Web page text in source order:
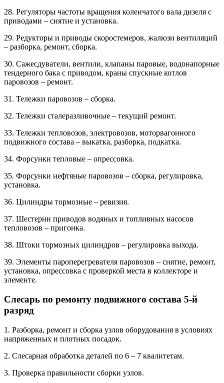
28. Регуляторы частоты вращения коленчатого вала дизеля с
приводами – снятие и установка.
29. Редукторы и приводы скоростемеров, жалюзи вентиляций
– разборка, ремонт, сборка.
30. Сажесдуватели, вентили, клапаны паровые, водонапорные
тендерного бака с приводом, краны спускные котлов
паровозов – ремонт.
31. Тележки паровозов – сборка.
32. Тележки сталеразливочные – текущий ремонт.
33. Тележки тепловозов, электровозов, моторвагонного
подвижного состава – выкатка, разборка, подкатка.
34. Форсунки тепловые – опрессовка.
35. Форсунки нефтяные паровозов – сборка, регулировка,
установка.
36. Цилиндры тормозные – ревизия.
37. Шестерни приводов водяных и топливных насосов
тепловозов – пригонка.
38. Штоки тормозных цилиндров – регулировка выхода.
39. Элементы пароперегревателя паровозов – снятие, ремонт,
установка, опрессовка с проверкой места в коллекторе и
элементе.
Слесарь по ремонту подвижного состава 5-й
разряд
1. Разборка, ремонт и сборка узлов оборудования в условиях
напряженных и плотных посадок.
2. Слесарная обработка деталей по 6 – 7 квалитетам.
3. Проверка правильности сборки узлов.